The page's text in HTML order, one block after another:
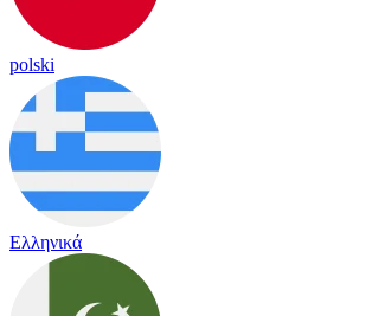
polski
Ελληνικά